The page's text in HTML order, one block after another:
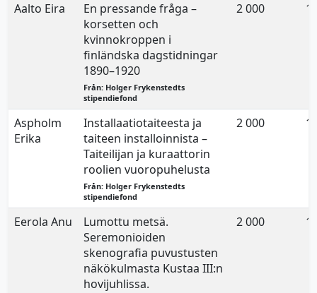
Aalto Eira
En pressande fråga –
korsetten och
kvinnokroppen i
finländska dagstidningar
1890–1920
Från: Holger Frykenstedts
stipendiefond
2 000
Aspholm
Erika
Installaatiotaiteesta ja
taiteen installoinnista –
Taiteilijan ja kuraattorin
roolien vuoropuhelusta
Från: Holger Frykenstedts
stipendiefond
2 000
Eerola Anu
Lumottu metsä.
Seremonioiden
skenografia puvustusten
näkökulmasta Kustaa III:n
hovijuhlissa.
2 000